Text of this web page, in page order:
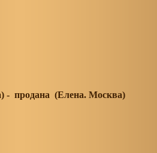
- продана (Елена. Москва)